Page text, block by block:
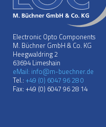
Electronic Opto Components
M. Büchner GmbH & Co. KG
Heegwaldring 2
63694 Limeshain
eMail: info@m-buechner.de
Tel.: +49 (0) 6047 96 28 0
Fax: +49 (0) 6047 96 28 14